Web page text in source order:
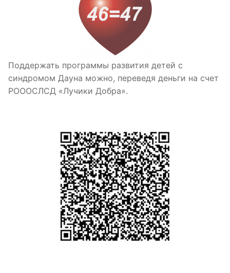
Поддержать программы развития детей с
синдромом Дауна можно, переведя деньги на счет
РОООСЛСД «Лучики Добра».